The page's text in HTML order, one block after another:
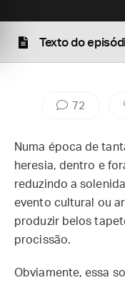
Texto do
72
Numa época de
heresia, dentro e
reduzindo a
evento cultural ou
produzir belos
procissão.
Obviamente, essa